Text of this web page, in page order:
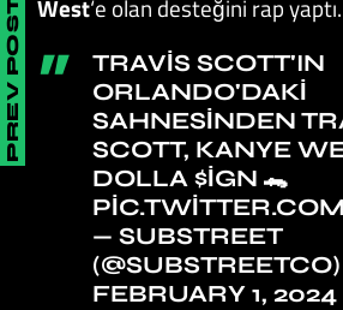
West‘e olan desteğini rap yaptı.
TRAVIS SCOTT'IN
ORLANDO'DAKI
SAHNESINDEN
SCOTT, KANYE
DOLLA$IGN 🐊
— SUBSTREET
(@SUBSTREETCO)
FEBRUARY 1, 2024
PREV POST